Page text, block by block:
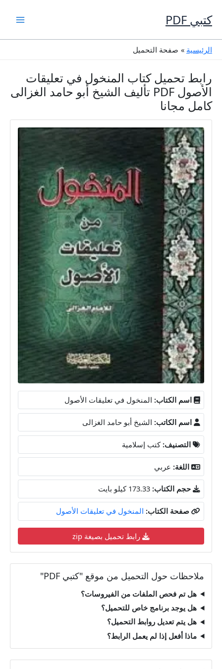
إلى
المحتوى
كتبي PDF
الرئيسية صفحة التحميل
رابط تحميل كتاب المنخول في تعليقات
الأصول PDF تأليف الشيخ أبو حامد الغزالى
كامل مجانا
اسم الكتاب: المنخول في تعليقات الأصول
اسم الكاتب: الشيخ أبو حامد الغزالى
التصنيف: كتب إسلامية
اللغة: عربي
حجم الكتاب: 173.33 كيلو بايت
صفحة الكتاب: المنخول في تعليقات الأصول
رابط تحميل بصيغة zip
ملاحظات حول التحميل من موقع "كتبي PDF"
هل تم فحص الملفات من الفيروسات؟
هل يوجد برنامج خاص للتحميل؟
هل يتم تعديل روابط التحميل؟
ماذا أفعل إذا لم يعمل الرابط؟